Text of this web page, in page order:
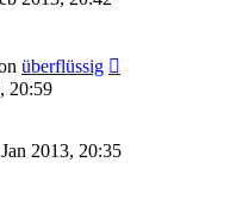
überflüssig
20:59
2013, 20:35